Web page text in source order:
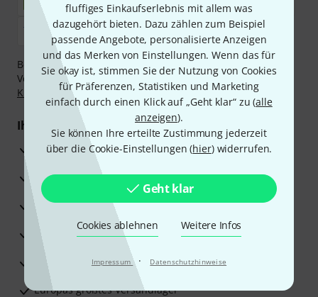
fluffiges Einkaufserlebnis mit allem was
dazugehört bieten. Dazu zählen zum Beispiel
passende Angebote, personalisierte Anzeigen
und das Merken von Einstellungen. Wenn das für
Sie okay ist, stimmen Sie der Nutzung von Cookies
für Präferenzen, Statistiken und Marketing
einfach durch einen Klick auf „Geht klar“ zu (alle
anzeigen).
Sie können Ihre erteilte Zustimmung jederzeit
über die Cookie-Einstellungen (hier) widerrufen.
Geht klar
Cookies ablehnen Weitere Infos
Impressum · Datenschutzhinweise
Bezahlen Sie vertraulich und sicher per Nachnahme,
Vorkasse, PayPal, Amazon Pay,Klarna Sofort bezahlen,
Klarna Ratenzahlungoder Kreditkarte.
Ihre Vorteile
3 Jahre Thomann Garantie
30 Tage Money-Back-Garantie
Reparaturservice
Beratung durch Fachexperten
Zufriedenheitsgarantie
Europas größtes Versandlager